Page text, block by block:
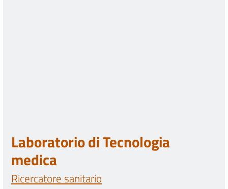
Laboratorio di Tecnologia
medica
Ricercatore sanitario